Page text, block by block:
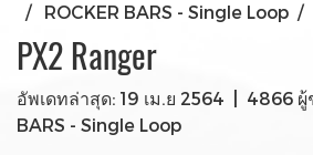
ROCKER BARS - Single Loop
PX2 Ranger
อัพเดทล่าสุด: 19 เม.ย 2564 4866 ผู้
BARS - Single Loop